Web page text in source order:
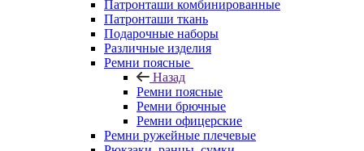
Патронташи комбинированные
Патронташи ткань
Подарочные наборы
Различные изделия
Ремни поясные
Назад
Ремни поясные
Ремни брючные
Ремни офицерские
Ремни ружейные плечевые